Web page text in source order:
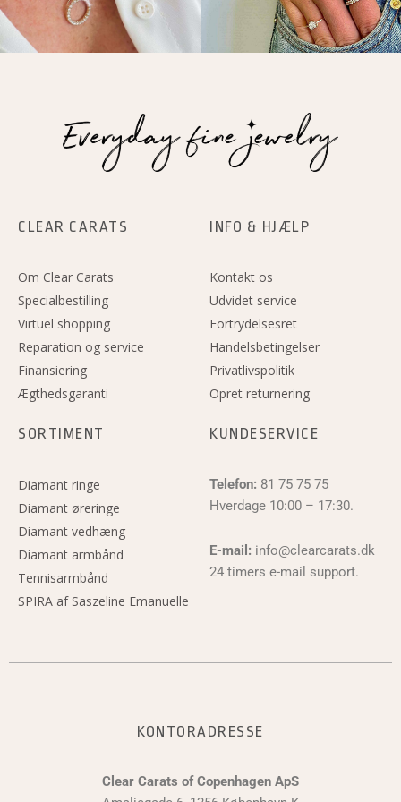
k
CLEAR CARATS
Om Clear Carats
Specialbestilling
Virtuel shopping
Reparation og service
Finansiering
Ægthedsgaranti
INFO & HJÆLP
Kontakt os
Udvidet service
Fortrydelsesret
Handelsbetingelser
Privatlivspolitik
Opret returnering
SORTIMENT
Diamant ringe
Diamant øreringe
Diamant vedhæng
Diamant armbånd
Tennisarmbånd
SPIRA af Saszeline Emanuelle
KUNDESERVICE
Telefon: 81 75 75 75
Hverdage 10:00 – 17:30.
E-mail: info@clearcarats.dk
24 timers e-mail support.
KONTORADRESSE
Clear Carats of Copenhagen ApS